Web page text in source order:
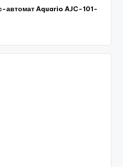
автомат Aquario AJC-101-